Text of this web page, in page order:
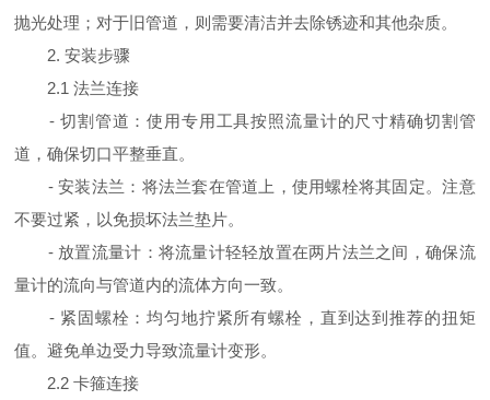
抛光处理；对于旧管道，则需要清洁并去除锈迹和其他杂质。
2. 安装步骤
2.1 法兰连接
- 切割管道：使用专用工具按照流量计的尺寸精确切割管
道，确保切口平整垂直。
- 安装法兰：将法兰套在管道上，使用螺栓将其固定。注意
不要过紧，以免损坏法兰垫片。
- 放置流量计：将流量计轻轻放置在两片法兰之间，确保流
量计的流向与管道内的流体方向一致。
- 紧固螺栓：均匀地拧紧所有螺栓，直到达到推荐的扭矩
值。避免单边受力导致流量计变形。
2.2 卡箍连接